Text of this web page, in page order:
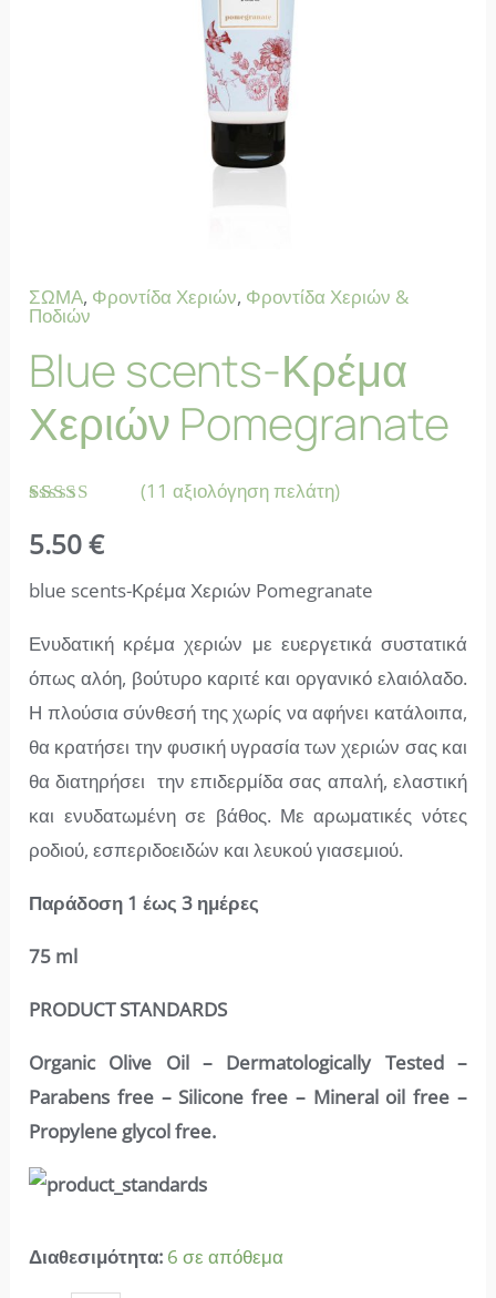
ΣΩΜΑ, Φροντίδα Χεριών, Φροντίδα Χεριών &
Ποδιών
Blue scents-Κρέμα
Χεριών Pomegranate
με5.00
από 5 με
βαθμολογία
(11 αξιολόγηση πελάτη)
5.50€
blue scents-Κρέμα Χεριών Pomegranate
Ενυδατική κρέμα χεριών με ευεργετικά συστατικά
όπως αλόη, βούτυρο καριτέ και οργανικό ελαιόλαδο.
Η πλούσια σύνθεσή της χωρίς να αφήνει κατάλοιπα,
θα κρατήσει την φυσική υγρασία των χεριών σας και
θα διατηρήσει την επιδερμίδα σας απαλή, ελαστική
και ενυδατωμένη σε βάθος. Με αρωματικές νότες
ροδιού, εσπεριδοειδών και λευκού γιασεμιού.
Παράδoση 1 έως 3 ημέρες
75 ml
PRODUCT STANDARDS
Organic Olive Oil – Dermatologically Tested –
Parabens free – Silicone free – Mineral oil free –
Propylene glycol free.
Διαθεσιμότητα: 6 σε απόθεμα